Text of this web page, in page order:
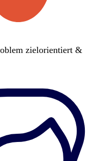
zielorientiert &